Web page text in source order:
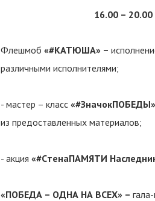
16.00 – 20.00
Флешмоб «#КАТЮША» –
различными исполнителями;
- мастер – класс
из предоставленных материалов;
- акция «#CтенаПАМЯТИ
«ПОБЕДА – ОДНА НА ВСЕХ» –